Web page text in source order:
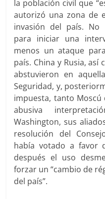
la población civil que
autorizó una zona de
invasión del país. No
para iniciar una
menos un ataque
país. China y Rusia, así
abstuvieron en
Seguridad, y,
impuesta, tanto Moscú
abusiva
Washington, sus
resolución del
había votado a favor
después el uso
forzar un “cambio de
del país”.